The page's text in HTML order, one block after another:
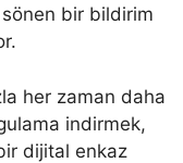
bir bildirim
her zaman daha
indirmek,
dijital enkaz